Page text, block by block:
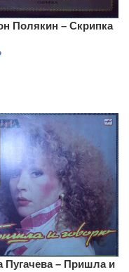
Полякин – Скрипка
Пугачева – Пришла и